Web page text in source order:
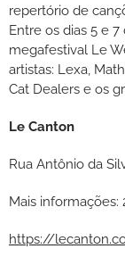
repertório de
Entre os dias 5 e
megafestival Le
artistas: Lexa,
Cat Dealers e os
Le Canton
Rua Antônio da
Mais informações:
https://